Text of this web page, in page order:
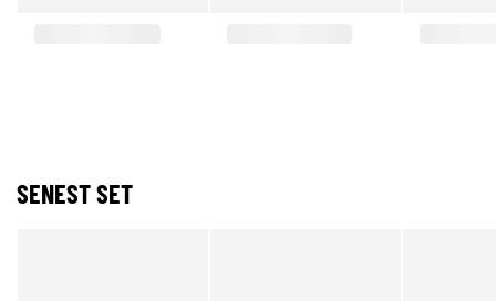
SENEST SET